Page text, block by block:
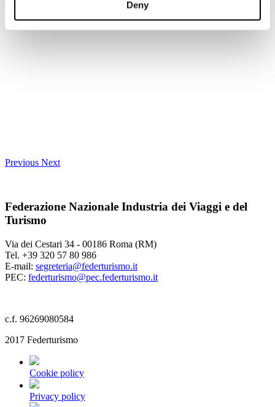
Deny
Previous Next
Federazione Nazionale Industria dei Viaggi e del
Turismo
Via dei Cestari 34 - 00186 Roma (RM)
Tel. +39 320 57 80 986
E-mail: segreteria@federturismo.it
PEC: federturismo@pec.federturismo.it
c.f. 96269080584
2017 Federturismo
Cookie policy
Privacy policy